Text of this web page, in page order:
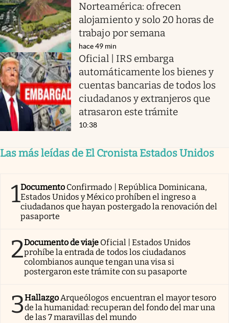
Norteamérica: ofrecen
alojamiento y solo 20 horas de
trabajo por semana
hace 49 min
Oficial | IRS embarga
automáticamente los bienes y
cuentas bancarias de todos los
ciudadanos y extranjeros que
atrasaron este trámite
10:38
Las más leídas de El Cronista Estados Unidos
1Documento Confirmado | República Dominicana,
Estados Unidos y México prohíben el ingreso a
ciudadanos que hayan postergado la renovación del
pasaporte
2Documento de viaje Oficial | Estados Unidos
prohíbe la entrada de todos los ciudadanos
colombianos aunque tengan una visa si
postergaron este trámite con su pasaporte
3HallazgoArqueólogos encuentran el mayor tesoro
de la humanidad: recuperan del fondo del mar una
de las 7 maravillas del mundo